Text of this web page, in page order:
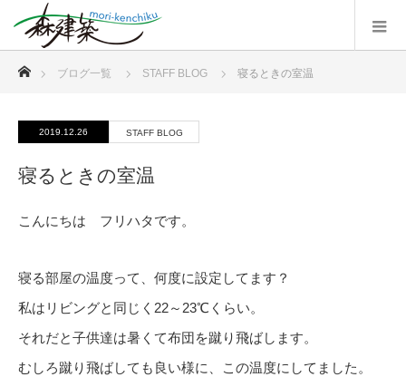
ブログ一覧 STAFF BLOG 寝るときの室温
2019.12.26 STAFF BLOG
寝るときの室温
こんにちは フリハタです。
寝る部屋の温度って、何度に設定してます？
私はリビングと同じく22～23℃くらい。
それだと子供達は暑くて布団を蹴り飛ばします。
むしろ蹴り飛ばしても良い様に、この温度にしてました。